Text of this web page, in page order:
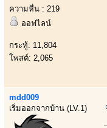
ความหื่น : 219
ออฟไลน์
กระทู้: 11,804
โพสต์: 2,065
mdd009
เริ่มออกจากบ้าน (LV.1)